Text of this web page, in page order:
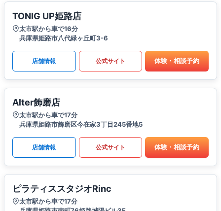
TONIG UP姫路店
太市駅から車で16分
兵庫県姫路市八代緑ヶ丘町3-6
店舗情報 公式サイト 体験・相談予約
Alter飾磨店
太市駅から車で17分
兵庫県姫路市飾磨区今在家3丁目245番地5
店舗情報 公式サイト 体験・相談予約
ピラティススタジオRinc
太市駅から車で17分